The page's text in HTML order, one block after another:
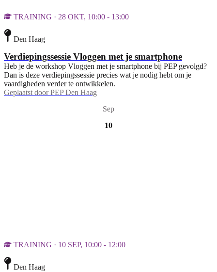
TRAINING · 28 OKT, 10:00 - 13:00
Den Haag
Verdiepingssessie Vloggen met je smartphone
Heb je de workshop Vloggen met je smartphone bij PEP gevolgd?
Dan is deze verdiepingssessie precies wat je nodig hebt om je
vaardigheden verder te ontwikkelen.
Geplaatst door PEP Den Haag
Sep
10
TRAINING · 10 SEP, 10:00 - 12:00
Den Haag